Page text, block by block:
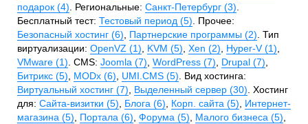
подарок (4). Региональные: Санкт-Петербург (3).
Бесплатный тест: Тестовый период (5). Прочее:
Безопасный хостинг (6), Партнерские программы (2). Тип
виртуализации: OpenVZ (1), KVM (5), Xen (2), Hyper-V (1),
VMware (1). CMS: Joomla (7), WordPress (7), Drupal (7),
Битрикс (5), MODx (6), UMI.CMS (5). Вид хостинга:
Виртуальный хостинг (7), Выделенный сервер (30). Хостинг
для: Сайта-визитки (5), Блога (6), Корп. сайта (5), Интернет-
магазина (5), Портала (6), Форума (5), Малого бизнеса (5),